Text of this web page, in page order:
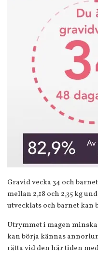
Gravid vecka 34 och
mellan 2,18 och 2,35 kg
utvecklats och barnet
Utrymmet i magen
kan börja kännas
rätta vid den här tiden